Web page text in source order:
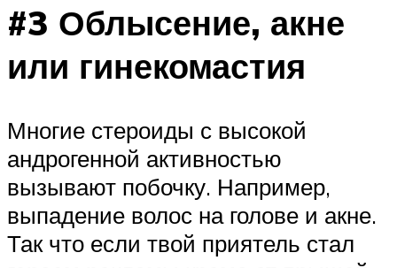
#3 Облысение, акне
или гинекомастия
Многие стероиды с высокой
андрогенной активностью
вызывают побочку. Например,
выпадение волос на голове и акне.
Так что если твой приятель стал